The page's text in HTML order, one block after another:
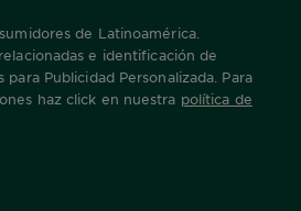
de Latinoamérica.
e identificación de
Publicidad Personalizada. Para
haz click en nuestra política de